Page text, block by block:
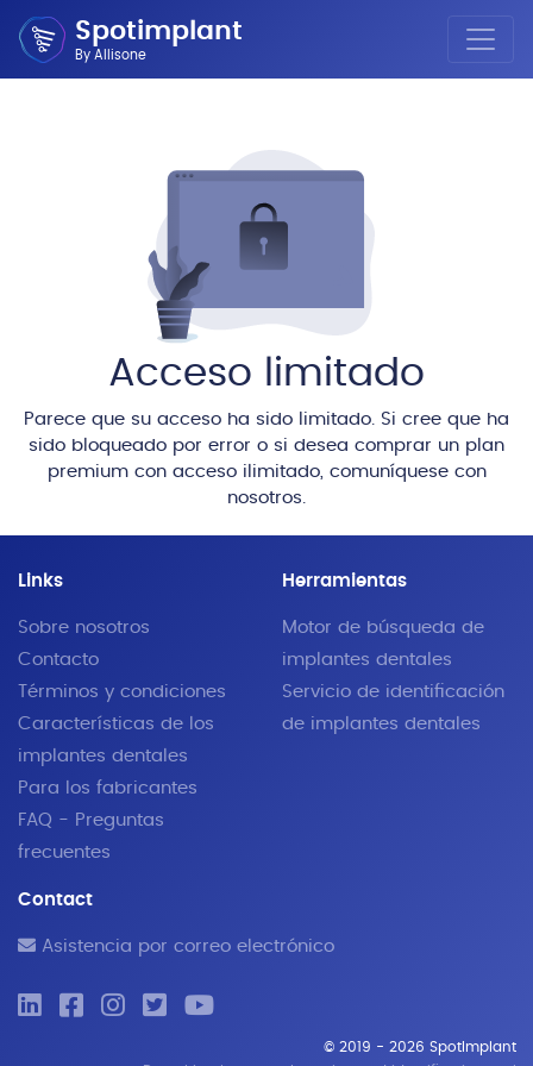
Spotimplant
By Allisone
Acceso limitado
Parece que su acceso ha sido limitado. Si cree que ha
sido bloqueado por error o si desea comprar un plan
premium con acceso ilimitado, comuníquese con
nosotros.
Links
Sobre nosotros
Contacto
Términos y condiciones
Características de los
implantes dentales
Para los fabricantes
FAQ - Preguntas
frecuentes
Herramientas
Motor de búsqueda de
implantes dentales
Servicio de identificación
de implantes dentales
Contact
Asistencia por correo electrónico
© 2019 - 2026 SpotImplant